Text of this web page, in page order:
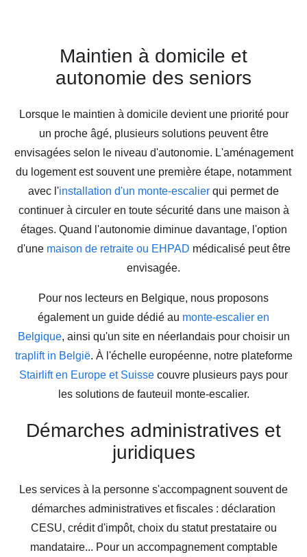
Maintien à domicile et
autonomie des seniors
Lorsque le maintien à domicile devient une priorité pour
un proche âgé, plusieurs solutions peuvent être
envisagées selon le niveau d'autonomie. L'aménagement
du logement est souvent une première étape, notamment
avec l'installation d'un monte-escalier qui permet de
continuer à circuler en toute sécurité dans une maison à
étages. Quand l'autonomie diminue davantage, l'option
d'une maison de retraite ou EHPAD médicalisé peut être
envisagée.
Pour nos lecteurs en Belgique, nous proposons
également un guide dédié au monte-escalier en
Belgique, ainsi qu'un site en néerlandais pour choisir un
traplift in België. À l'échelle européenne, notre plateforme
Stairlift en Europe et Suisse couvre plusieurs pays pour
les solutions de fauteuil monte-escalier.
Démarches administratives et
juridiques
Les services à la personne s'accompagnent souvent de
démarches administratives et fiscales : déclaration
CESU, crédit d'impôt, choix du statut prestataire ou
mandataire... Pour un accompagnement comptable